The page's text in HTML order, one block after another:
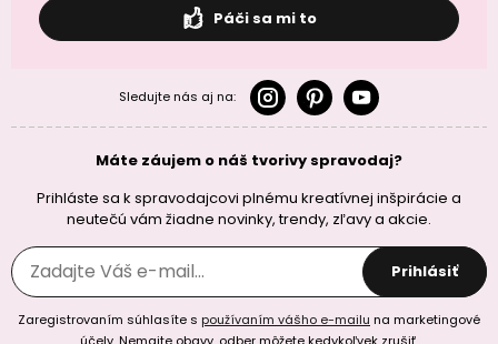
Páči sa mi to
Sledujte nás aj na:
Máte záujem o náš tvorivy spravodaj?
Prihláste sa k spravodajcovi plnému kreatívnej inšpirácie a
neutečú vám žiadne novinky, trendy, zľavy a akcie.
Prihlásiť
Zaregistrovaním súhlasíte s používaním vášho e-mailu na marketingové
účely. Nemajte obavy, odber môžete kedykoľvek zrušiť.